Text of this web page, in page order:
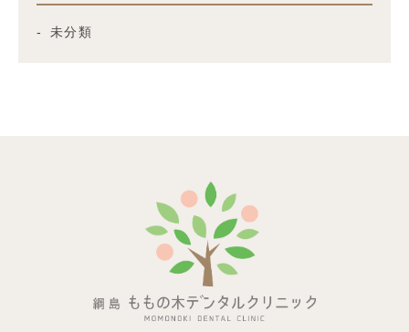
未分類